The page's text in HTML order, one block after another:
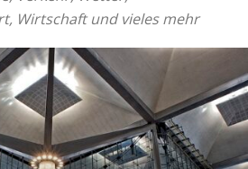
Wirtschaft und vieles mehr